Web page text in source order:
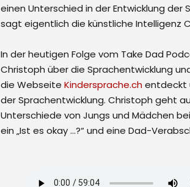
einen Unterschied in der Entwicklung der
sagt eigentlich die künstliche Intelligenz
In der heutigen Folge vom Take Dad
Christoph über die Sprachentwicklung
die Webseite Kindersprache.ch entdeckt
der Sprachentwicklung. Christoph geht
Unterschiede von Jungs und Mädchen
ein „Ist es okay …?“ und eine Dad-